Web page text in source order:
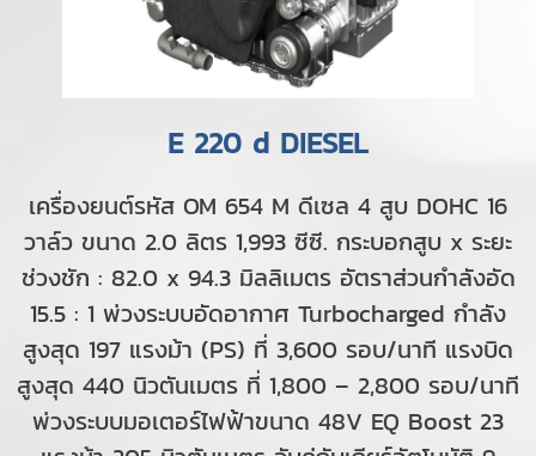
E 220 d DIESEL
เครื่องยนต์รหัส OM 654 M ดีเซล 4 สูบ DOHC 16
วาล์ว ขนาด 2.0 ลิตร 1,993 ซีซี. กระบอกสูบ x ระยะ
ช่วงชัก : 82.0 x 94.3 มิลลิเมตร อัตราส่วนกำลังอัด
15.5 : 1 พ่วงระบบอัดอากาศ Turbocharged กำลัง
สูงสุด 197 แรงม้า (PS) ที่ 3,600 รอบ/นาที แรงบิด
สูงสุด 440 นิวตันเมตร ที่ 1,800 – 2,800 รอบ/นาที
พ่วงระบบมอเตอร์ไฟฟ้าขนาด 48V EQ Boost 23